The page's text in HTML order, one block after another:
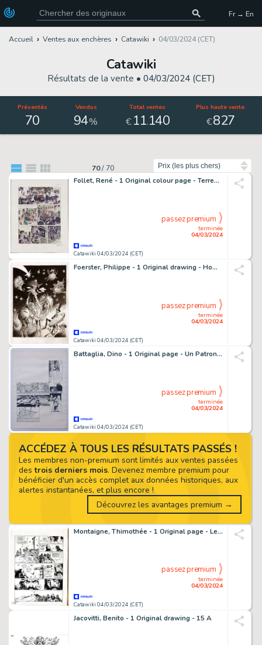
Fr → En
Accueil Ventes aux enchères Catawiki 04/03/2024 (CET)
Catawiki
Résultats de la vente • 04/03/2024 (CET)
Présentés
70
Vendus
94%
Total ventes
€ 11.140
Plus haute vente
€827
70/ 70
Follet, René - 1 Original colour page - Terreur T2 - 2004
Catawiki 04/03/2024 (CET)
terminée
04/03/2024
passez premium
Foerster, Philippe - 1 Original drawing - Hommage à Morris - Lucky Luke, de l'autre côté de la Frontière - 2021
Catawiki 04/03/2024 (CET)
terminée
04/03/2024
passez premium
Battaglia, Dino - 1 Original page - Un Patrono per Venezia - 1974
Catawiki 04/03/2024 (CET)
terminée
04/03/2024
passez premium
Montaigne, Thimothée - 1 Original page - Le Troisième Testament, Julius II - La Révélation 1/2 - 2012
Catawiki 04/03/2024 (CET)
terminée
04/03/2024
passez premium
Jacovitti, Benito - 1 Original drawing - 15 A
ACCÉDEZ À TOUS LES RÉSULTATS PASSÉS !
Les membres non-premium sont limités aux ventes passées
destrois derniers mois. Devenez membre premium pour
bénéficier d'un accès complet aux données historiques, aux
alertes instantanées, et plus encore !
Découvrez les avantages premium →